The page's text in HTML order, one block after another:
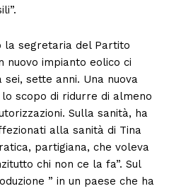
la segretaria del Partito
impianto eolico ci
sette anni. Una nuova
scopo di ridurre di almeno
Sulla sanità, ha
alla sanità di Tina
partigiana, che voleva
chi non ce la fa”. Sul
” in un paese che ha